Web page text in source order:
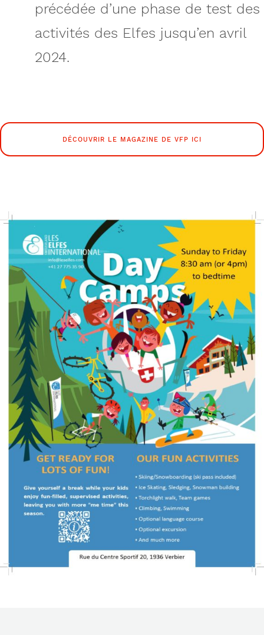
précédée d’une phase de test des
activités des Elfes jusqu’en avril
2024.
DÉCOUVRIR LE MAGAZINE DE VFP ICI